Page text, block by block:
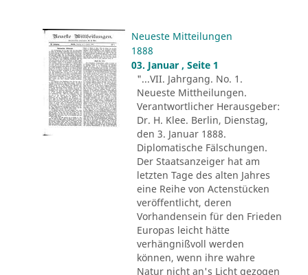
Neueste Mitteilungen
1888
03. Januar , Seite 1
"...VII. Jahrgang. No. 1.
Neueste Mittheilungen.
Verantwortlicher Herausgeber:
Dr. H. Klee. Berlin, Dienstag,
den 3. Januar 1888.
Diplomatische Fälschungen.
Der Staatsanzeiger hat am
letzten Tage des alten Jahres
eine Reihe von Actenstücken
veröffentlicht, deren
Vorhandensein für den Frieden
Europas leicht hätte
verhängnißvoll werden
können, wenn ihre wahre
Natur nicht an's Licht gezogen